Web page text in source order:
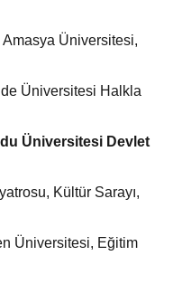
Amasya Üniversitesi,
Üniversitesi Halkla
Üniversitesi Devlet
Kültür Sarayı,
Üniversitesi, Eğitim